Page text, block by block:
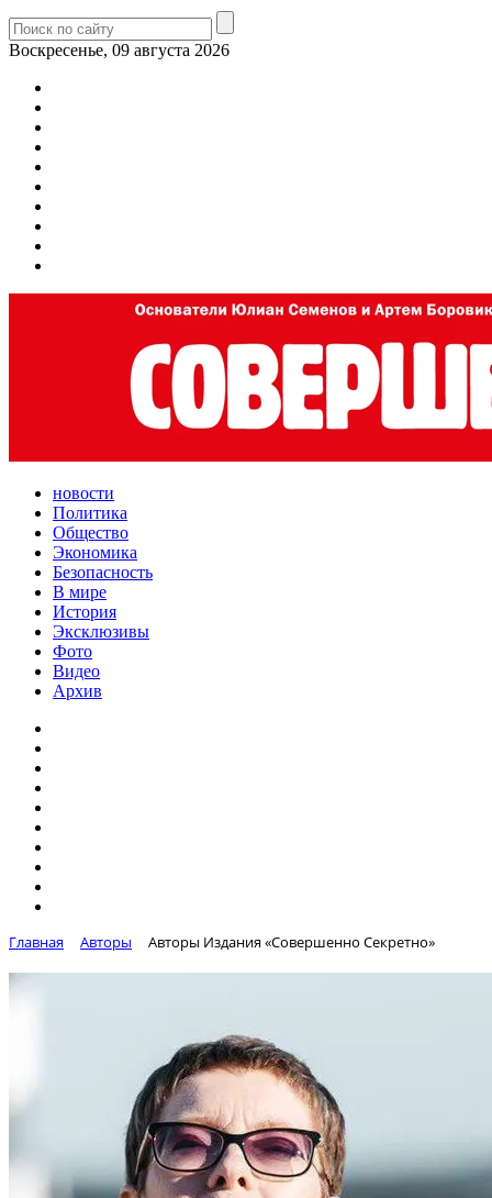
Воскресенье, 09 августа 2026
новости
Политика
Общество
Экономика
Безопасность
В мире
История
Эксклюзивы
Фото
Видео
Архив
Главная Авторы Авторы Издания «Совершенно Секретно»